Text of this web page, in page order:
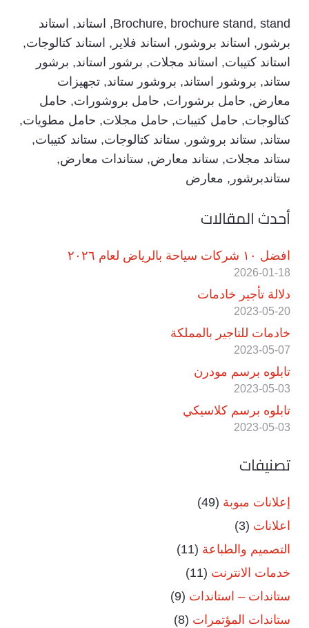
Brochure, brochure stand, stand
, استاند, استاند
برشور , استاند بروشور , استاند فلاير , استاند كتالوجات,
استاند كتيبات, استاند مجلات, برشور استاند, برشور
ستاند, بروشور استاند, بروشور ستاند, تجهيزات
معارض, حامل برشورات, حامل بروشورات, حامل
كتالوجات, حامل كتيبات, حامل مجلات, حامل مطويات,
ستاند, ستاند بروشور , ستاند كتالوجات, ستاند كتيبات,
ستاند مجلات, ستاند معارض, ستاندات معارض,
ستاندبرشور , معارض
أحدث المقالات
افضل ١٠ شركات سياحة بالرياض لعام ٢٠٢٦
2026-01-18
دلالة تأجير خادمات
2023-05-20
خادمات للتاجير بالمملكة
2023-05-07
تابلوه برسم مودرن
2023-05-03
تابلوه برسم كلاسيكي
2023-05-03
تصنيفات
إعلانات مبوبة (49)
اعلانات (3)
التصميم والطباعة (11)
خدمات الانترنت (11)
ستاندات – استاندات (9)
ستاندات المؤتمرات (8)